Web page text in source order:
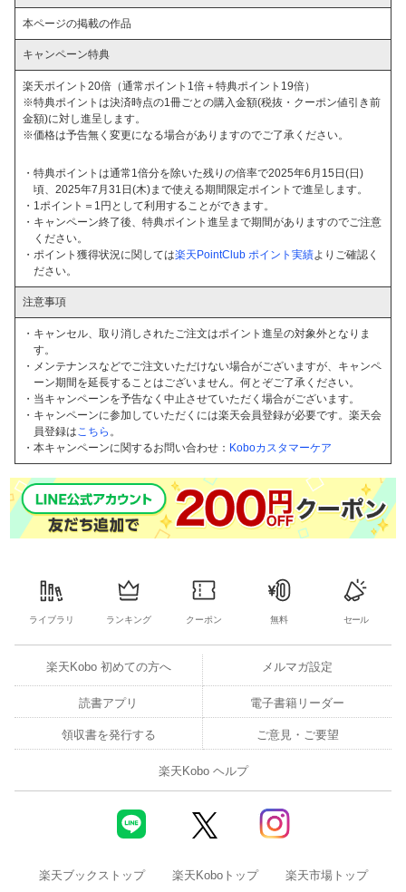
本ページの掲載の作品
キャンペーン特典
楽天ポイント20倍（通常ポイント1倍＋特典ポイント19倍）
※特典ポイントは決済時点の1冊ごとの購入金額(税抜・クーポン値引き前
金額)に対し進呈します。
※価格は予告無く変更になる場合がありますのでご了承ください。
・特典ポイントは通常1倍分を除いた残りの倍率で2025年6月15日(日)
頃、2025年7月31日(木)まで使える期間限定ポイントで進呈します。
・1ポイント＝1円として利用することができます。
・キャンペーン終了後、特典ポイント進呈まで期間がありますのでご注意
ください。
・ポイント獲得状況に関しては楽天PointClub ポイント実績よりご確認く
ださい。
注意事項
・キャンセル、取り消しされたご注文はポイント進呈の対象外となりま
す。
・メンテナンスなどでご注文いただけない場合がございますが、キャンペ
ーン期間を延長することはございません。何とぞご了承ください。
・当キャンペーンを予告なく中止させていただく場合がございます。
・キャンペーンに参加していただくには楽天会員登録が必要です。楽天会
員登録はこちら 。
・本キャンペーンに関するお問い合わせ： Koboカスタマーケア
ライブラリ ランキング クーポン 無料 セール
楽天Kobo 初めての方へ メルマガ設定
読書アプリ 電子書籍リーダー
領収書を発行する ご意見・ご要望
楽天Kobo ヘルプ
楽天ブックストップ 楽天Koboトップ 楽天市場トップ